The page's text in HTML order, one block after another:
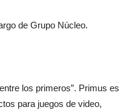
de Grupo Núcleo.
los primeros”. Primus es
para juegos de video,